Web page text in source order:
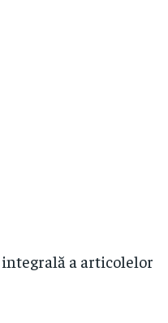
a articolelor